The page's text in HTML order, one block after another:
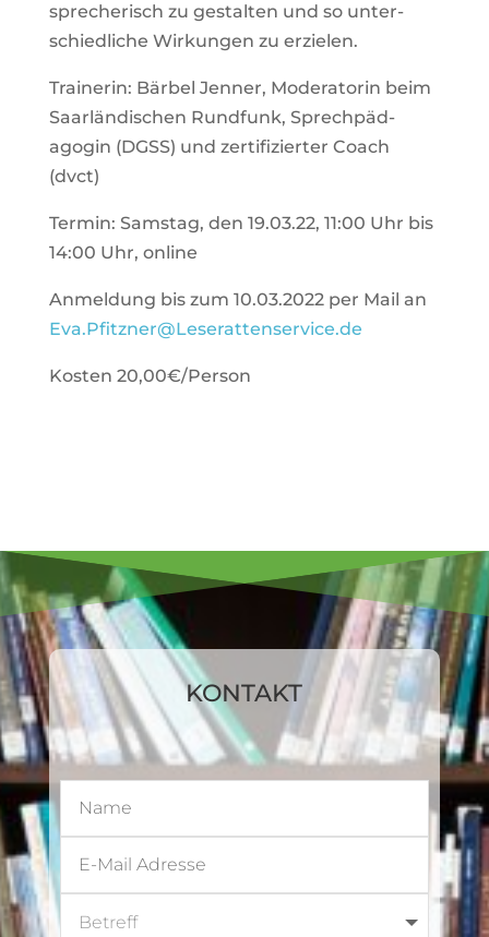
spre­che­risch zu gestalten und so unter­
schied­liche Wir­kungen zu erzielen.
Trai­nerin: Bärbel Jenner, Mode­ra­torin beim
Saar­län­di­schen Rund­funk, Sprech­päd­
agogin (DGSS) und zer­ti­fi­zierter Coach
(dvct)
Termin: Samstag, den 19.03.22, 11:00 Uhr bis
14:00 Uhr, online
Anmel­dung bis zum 10.03.2022 per Mail an
Eva.Pfitzner@Leserattenservice.de
Kosten 20,00€/Person
KONTAKT